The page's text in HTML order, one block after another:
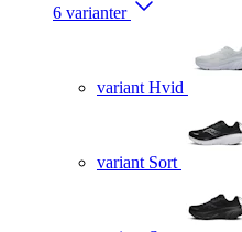
6 varianter
variant Hvid
variant Sort